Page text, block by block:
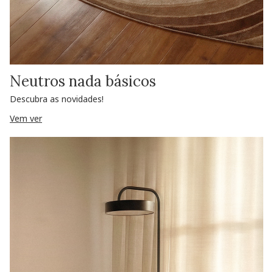
Neutros nada básicos
Descubra as novidades!
Vem ver